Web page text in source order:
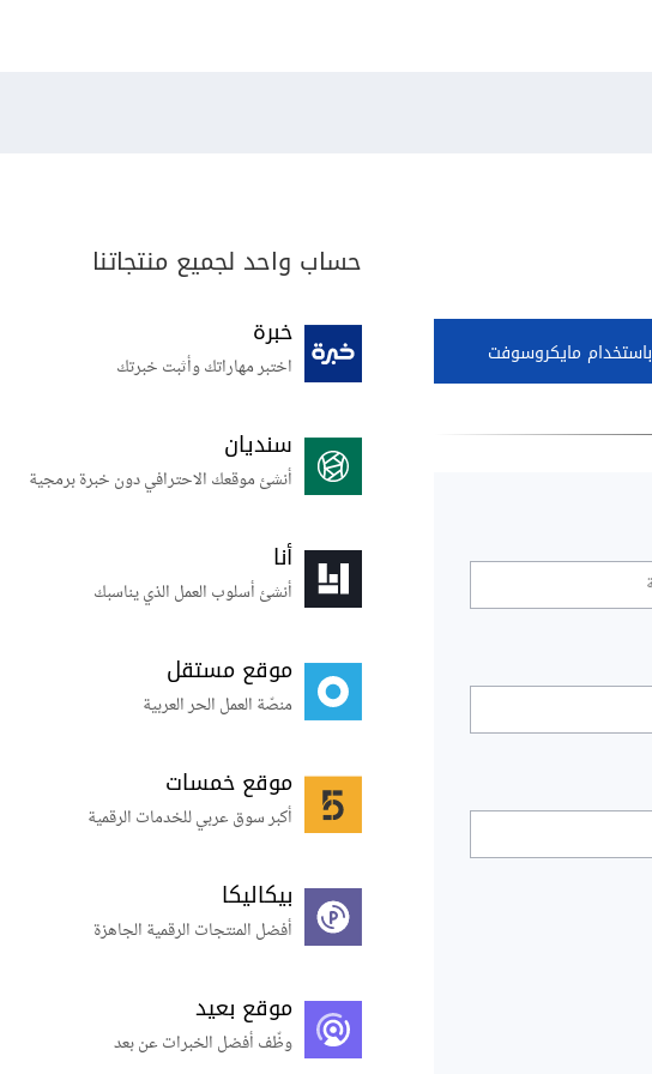
باستخدام مايكروسوفت
حساب واحد لجميع منتجاتنا
خبرة
اختبر مهاراتك وأثبت خبرتك
سنديان
أنشئ موقعك الاحترافي دون خبرة برمجية
أنا
أنشئ أسلوب العمل الذي يناسبك
موقع مستقل
منصّة العمل الحر العربية
موقع خمسات
أكبر سوق عربي للخدمات الرقمية
بيكاليكا
أفضل المنتجات الرقمية الجاهزة
موقع بعيد
وظّف أفضل الخبرات عن بعد